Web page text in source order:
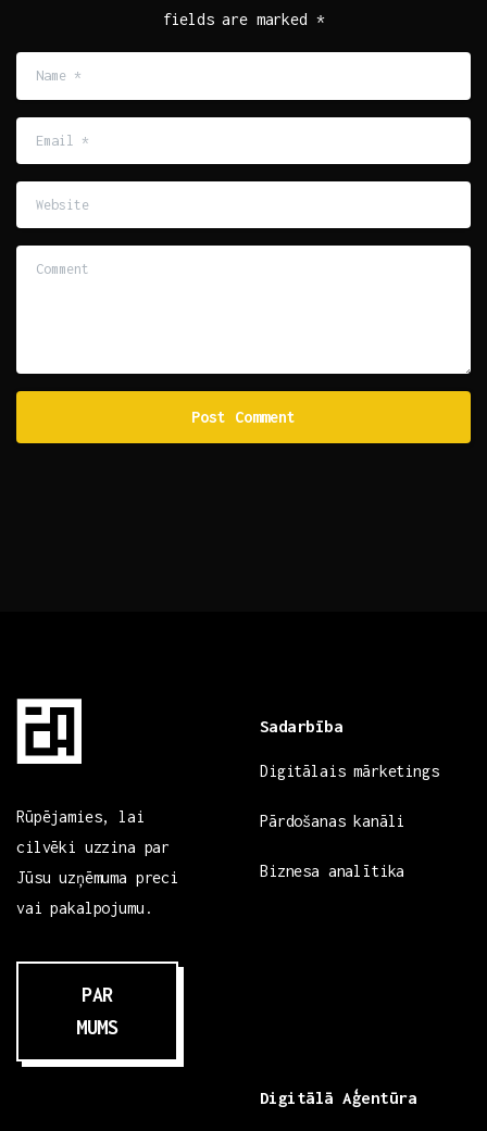
fields are marked *
*
Website
Rūpējamies, lai
cilvēki uzzina par
Jūsu uzņēmuma preci
vai pakalpojumu.
PAR
MUMS
Sadarbība
Digitālais mārketings
Pārdošanas kanāli
Biznesa analītika
Digitālā Aģentūra